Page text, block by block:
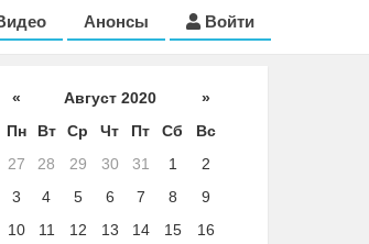
Анонсы Войти
« Август 2020
»
Пн
Вт Ср Чт Пт Сб
Вс
27
28 29 30 31 1
2
3
4 5 6 7 8
9
10
11 12 13 14 15
16